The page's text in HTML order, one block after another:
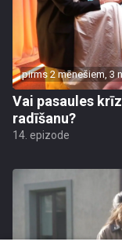
pirms 2 mēnešiem, 3
Vai pasaules
radīšanu?
14. epizode